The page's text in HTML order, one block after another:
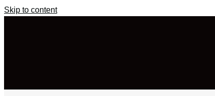
Skip to content